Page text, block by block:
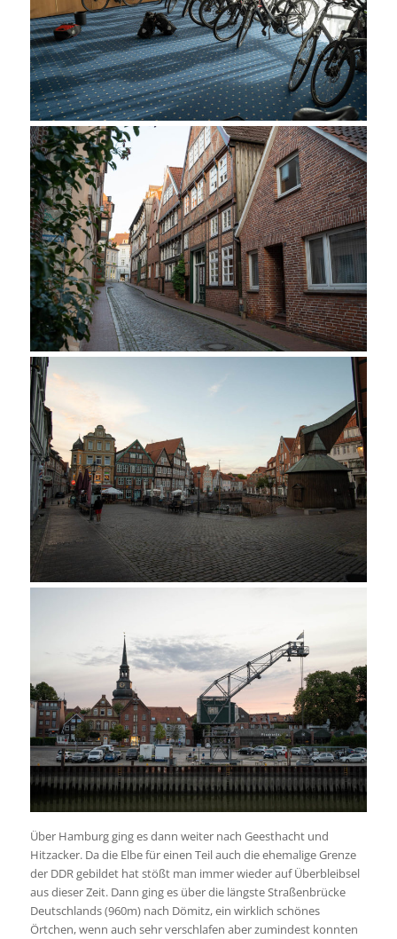
Über Hamburg ging es dann weiter nach Geesthacht und
Hitzacker. Da die Elbe für einen Teil auch die ehemalige Grenze
der DDR gebildet hat stößt man immer wieder auf Überbleibsel
aus dieser Zeit. Dann ging es über die längste Straßenbrücke
Deutschlands (960m) nach Dömitz, ein wirklich schönes
Örtchen, wenn auch sehr verschlafen aber zumindest konnten